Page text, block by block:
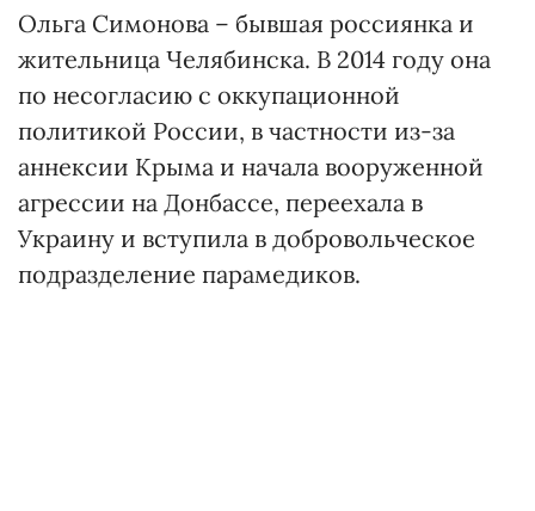
Ольга Симонова – бывшая россиянка и
жительница Челябинска. В 2014 году она
по несогласию с оккупационной
политикой России, в частности из-за
аннексии Крыма и начала вооруженной
агрессии на Донбассе, переехала в
Украину и вступила в добровольческое
подразделение парамедиков.